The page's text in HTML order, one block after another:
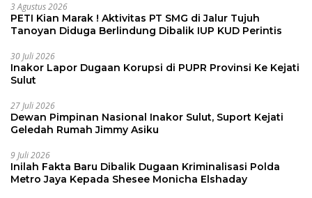
3 Agustus 2026
PETI Kian Marak ! Aktivitas PT SMG di Jalur Tujuh
Tanoyan Diduga Berlindung Dibalik IUP KUD Perintis
30 Juli 2026
Inakor Lapor Dugaan Korupsi di PUPR Provinsi Ke Kejati
Sulut
27 Juli 2026
Dewan Pimpinan Nasional Inakor Sulut, Suport Kejati
Geledah Rumah Jimmy Asiku
9 Juli 2026
Inilah Fakta Baru Dibalik Dugaan Kriminalisasi Polda
Metro Jaya Kepada Shesee Monicha Elshaday